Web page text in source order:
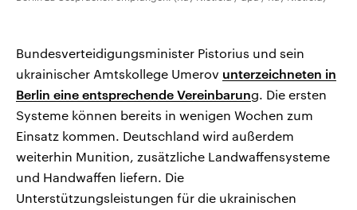
Bundesverteidigungsminister Pistorius und sein
ukrainischer Amtskollege Umerov unterzeichneten in
Berlin eine entsprechende Vereinbarung. Die ersten
Systeme können bereits in wenigen Wochen zum
Einsatz kommen. Deutschland wird außerdem
weiterhin Munition, zusätzliche Landwaffensysteme
und Handwaffen liefern. Die
Unterstützungsleistungen für die ukrainischen